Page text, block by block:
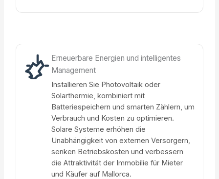
Erneuerbare Energien und intelligentes
Management
Installieren Sie Photovoltaik oder
Solarthermie, kombiniert mit
Batteriespeichern und smarten Zählern, um
Verbrauch und Kosten zu optimieren.
Solare Systeme erhöhen die
Unabhängigkeit von externen Versorgern,
senken Betriebskosten und verbessern
die Attraktivität der Immobilie für Mieter
und Käufer auf Mallorca.